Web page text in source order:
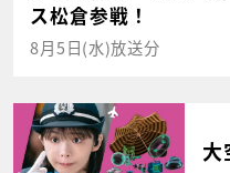
ス松倉参戦！
8月5日(水)放送分
大